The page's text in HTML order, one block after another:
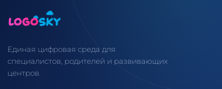
Единая цифровая среда для
специалистов, родителей и развивающих
центров.